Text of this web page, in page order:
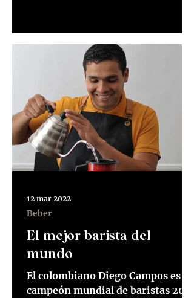
El mejor barista del
mundo
El colombiano Diego Campos es el
campeón mundial de baristas 2021
Beber
12 mar 2022